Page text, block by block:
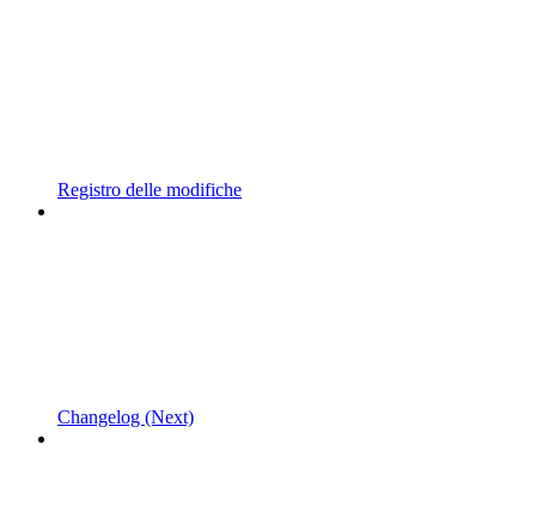
Registro delle modifiche
Changelog (Next)